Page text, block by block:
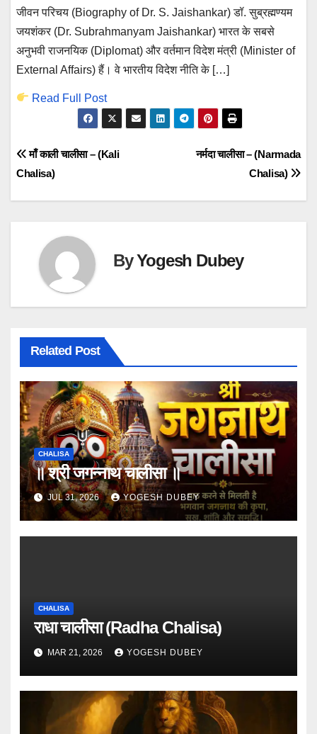
जीवन परिचय (Biography of Dr. S. Jaishankar) डॉ. सुब्रह्मण्यम
जयशंकर (Dr. Subrahmanyam Jaishankar) भारत के सबसे
अनुभवी राजनयिक (Diplomat) और वर्तमान विदेश मंत्री (Minister of
External Affairs) हैं। वे भारतीय विदेश नीति के […]
Read Full Post
Post
navigation
नर्मदा चालीसा – (Narmada
Chalisa)
माँ काली चालीसा – (Kali
Chalisa)
ByYogesh Dubey
Related Post
CHALISA
॥ श्री जगन्नाथ चालीसा ॥
JUL 31, 2026 YOGESH DUBEY
CHALISA
राधा चालीसा (Radha Chalisa)
MAR 21, 2026 YOGESH DUBEY